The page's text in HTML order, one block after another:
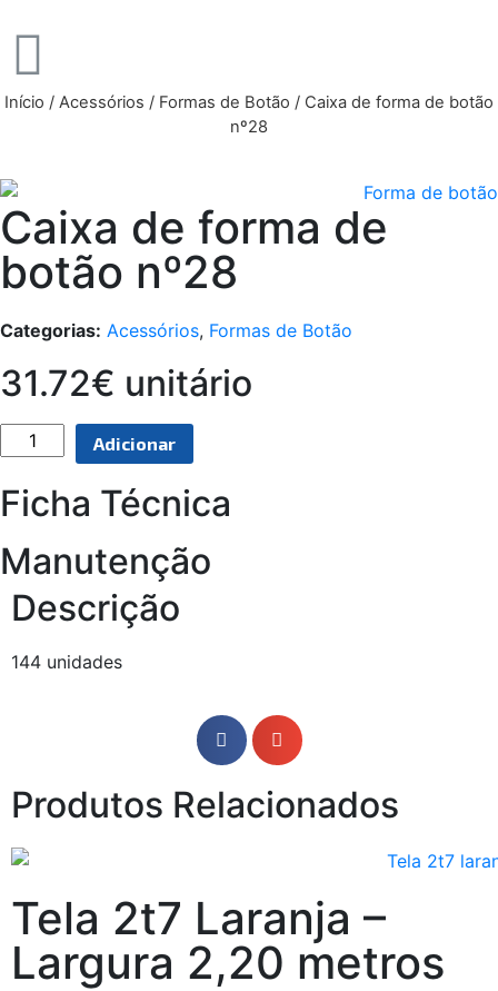
Início / Acessórios / Formas de Botão / Caixa de forma de botão
nº28
Caixa de forma de
botão nº28
Categorias: Acessórios, Formas de Botão
31.72€ unitário
Adicionar
Ficha Técnica
Manutenção
Descrição
144 unidades
Produtos Relacionados
Tela 2t7 Laranja –
Largura 2,20 metros